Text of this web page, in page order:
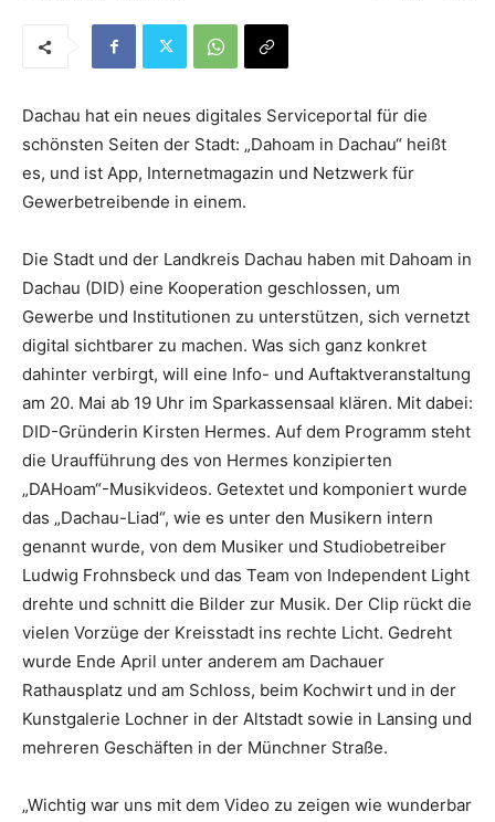
Dachau hat ein neues digitales Serviceportal für die
schönsten Seiten der Stadt: „Dahoam in Dachau“ heißt
es, und ist App, Internetmagazin und Netzwerk für
Gewerbetreibende in einem.
Die Stadt und der Landkreis Dachau haben mit Dahoam in
Dachau (DID) eine Kooperation geschlossen, um
Gewerbe und Institutionen zu unterstützen, sich vernetzt
digital sichtbarer zu machen. Was sich ganz konkret
dahinter verbirgt, will eine Info- und Auftaktveranstaltung
am 20. Mai ab 19 Uhr im Sparkassensaal klären. Mit dabei:
DID-Gründerin Kirsten Hermes. Auf dem Programm steht
die Uraufführung des von Hermes konzipierten
„DAHoam“-Musikvideos. Getextet und komponiert wurde
das „Dachau-Liad“, wie es unter den Musikern intern
genannt wurde, von dem Musiker und Studiobetreiber
Ludwig Frohnsbeck und das Team von Independent Light
drehte und schnitt die Bilder zur Musik. Der Clip rückt die
vielen Vorzüge der Kreisstadt ins rechte Licht. Gedreht
wurde Ende April unter anderem am Dachauer
Rathausplatz und am Schloss, beim Kochwirt und in der
Kunstgalerie Lochner in der Altstadt sowie in Lansing und
mehreren Geschäften in der Münchner Straße.
„Wichtig war uns mit dem Video zu zeigen wie wunderbar